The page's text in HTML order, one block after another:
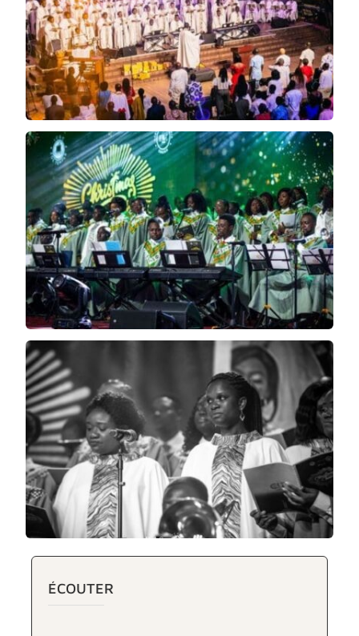
ÉCOUTER